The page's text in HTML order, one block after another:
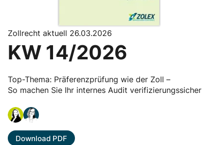
Zollrecht aktuell 26.03.2026
KW 14/2026
Top-Thema: Präferenzprüfung wie der Zoll –
So machen Sie Ihr internes Audit verifizierungssicher
Download PDF